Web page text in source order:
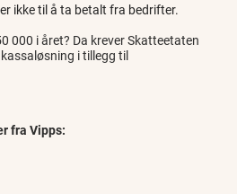
ikke til å ta betalt fra bedrifter.
000 i året? Da krever Skatteetaten
i tillegg til
fra Vipps: